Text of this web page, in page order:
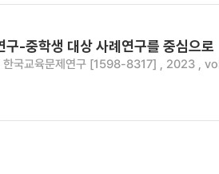
-중학생 대상 사례연구를 중심으로
한국교육문제연구 [1598-8317] , 2023 ,